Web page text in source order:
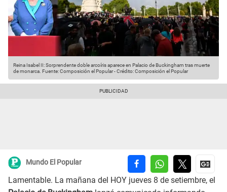
Reina Isabel II: Sorprendente doble arcoíris aparece en Palacio de Buckingham tras muerte
de monarca. Fuente: Composición el Popular-Crédito: Composición el Popular
Mundo El Popular
Lamentable. La mañana del HOY jueves 8 de setiembre, el